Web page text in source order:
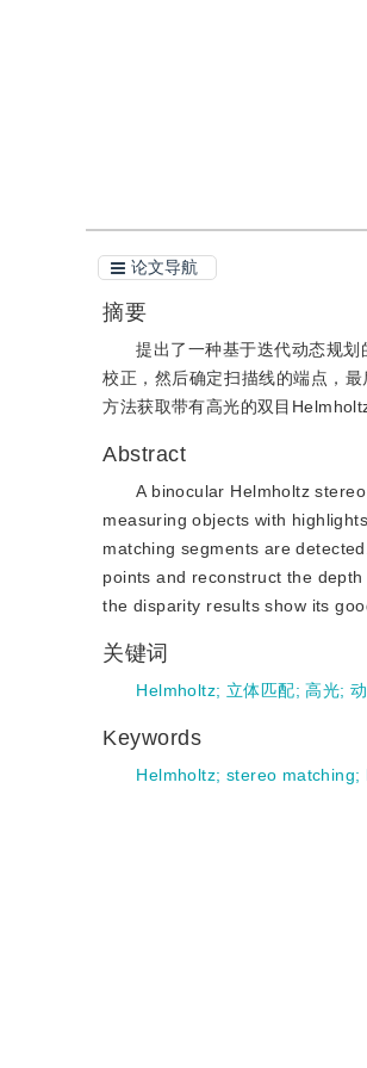
论文导航
摘要
提出了一种基于迭代动态规
校正，然后确定扫描线的端点，
方法获取带有高光的双目
Abstract
A binocular Helmholtz
measuring objects with
matching segments are
points and reconstruct the
the disparity results show its
关键词
Helmholtz; 立体匹配;高光;
Keywords
Helmholtz; stereo matching;